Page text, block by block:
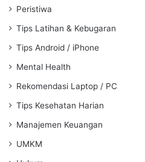
Peristiwa
Tips Latihan & Kebugaran
Tips Android / iPhone
Mental Health
Rekomendasi Laptop / PC
Tips Kesehatan Harian
Manajemen Keuangan
UMKM